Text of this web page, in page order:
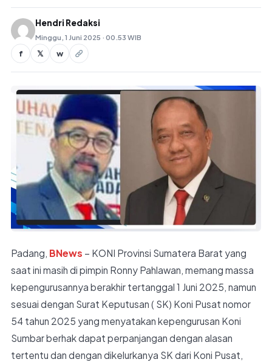
Hendri Redaksi
Minggu, 1 Juni 2025 · 00.53 WIB
f 𝕏 w
Padang, BNews – KONI Provinsi Sumatera Barat yang
saat ini masih di pimpin Ronny Pahlawan, memang massa
kepengurusannya berakhir tertanggal 1 Juni 2025, namun
sesuai dengan Surat Keputusan ( SK) Koni Pusat nomor
54 tahun 2025 yang menyatakan kepengurusan Koni
Sumbar berhak dapat perpanjangan dengan alasan
tertentu dan dengan dikelurkanya SK dari Koni Pusat,